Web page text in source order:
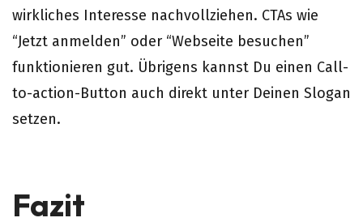
wirkliches Interesse nachvollziehen. CTAs wie
“Jetzt anmelden” oder “Webseite besuchen”
funktionieren gut. Übrigens kannst Du einen Call-
to-action-Button auch direkt unter Deinen Slogan
setzen.
Fazit